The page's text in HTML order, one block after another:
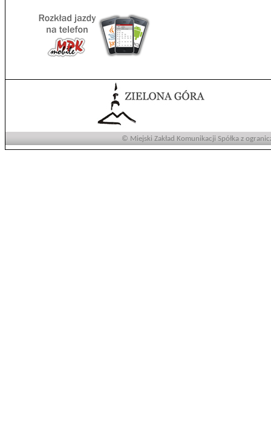
© Miejski Zakład Komunikacji Spółka z